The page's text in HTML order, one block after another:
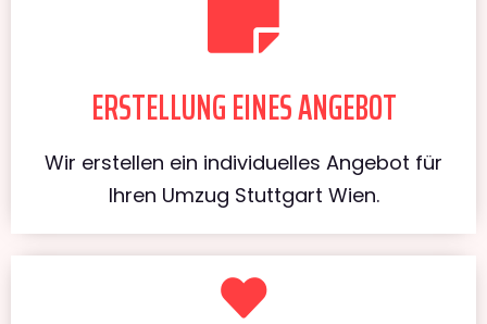
ERSTELLUNG EINES ANGEBOT
Wir erstellen ein individuelles Angebot für
Ihren Umzug Stuttgart Wien.